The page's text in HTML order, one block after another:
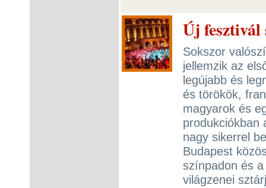
Új
Sokszor
jellemzik az
legújabb és
és törökök,
magyarok és
produkciókban
nagy sikerrel
Budapest
színpadon és
világzenei